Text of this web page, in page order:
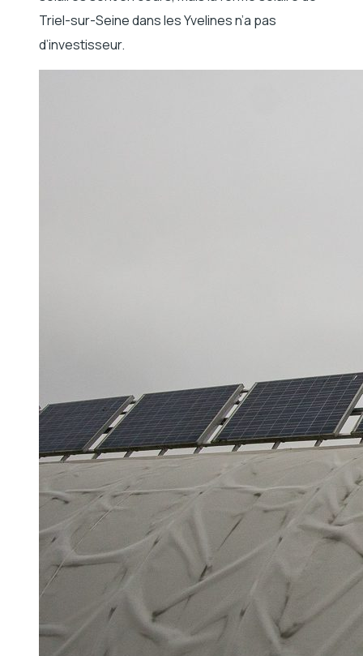
Triel-sur-Seine dans les Yvelines n’a pas
d’investisseur.